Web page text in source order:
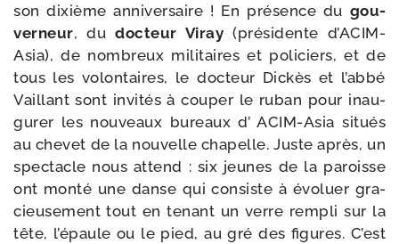
son dixième anni­ver­saire ! En pré­sence du gou­
ver­neur, du doc­teur Viray (pré­si­dente d’ACIM-
Asia), de nom­breux mili­taires et poli­ciers, et de
tous les volon­taires, le doc­teur Dickès et l’abbé
Vaillant sont invi­tés à cou­per le ruban pour inau­
gu­rer les nou­veaux bureaux d’ ACIM-​Asia situés
au che­vet de la nou­velle cha­pelle. Juste après, un
spec­tacle nous attend : six jeunes de la paroisse
ont mon­té une danse qui consiste à évo­luer gra­
cieu­se­ment tout en tenant un verre rem­pli sur la
tête, l’épaule ou le pied, au gré des figures. C’est